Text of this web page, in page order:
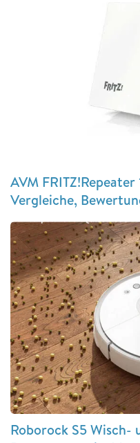
AVM FRITZ!Repeater
Vergleiche,
Roborock S5 Wisch-